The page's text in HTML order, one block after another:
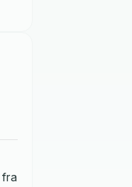
fra